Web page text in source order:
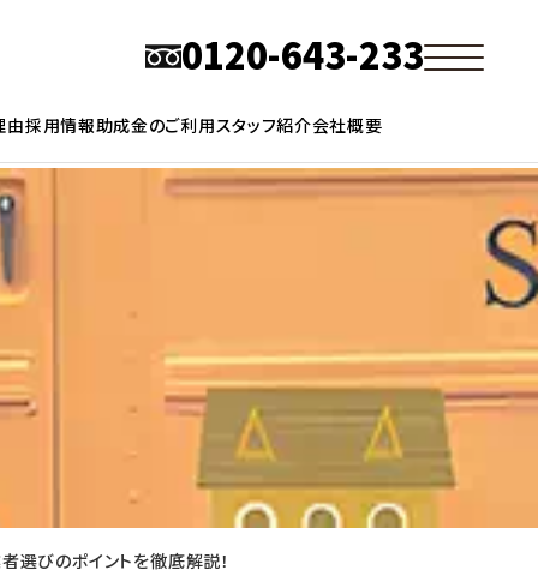
0120-643-233
由採用情報助成金のご利用スタッフ紹介会社概要
選びのポイントを徹底解説！